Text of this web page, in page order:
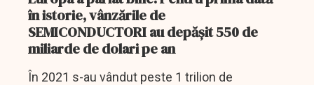
în istorie, vânzările de
SEMICONDUCTORI au depășit 550 de
miliarde de dolari pe an
În 2021 s-au vândut peste 1 trilion de